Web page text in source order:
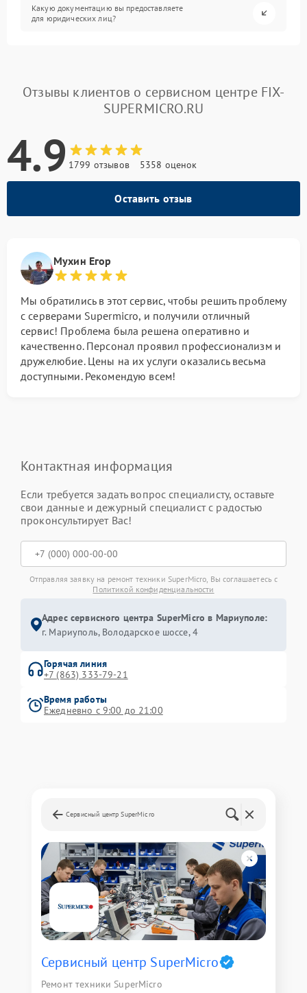
Какую документацию вы предоставляете
для юридических лиц?
Отзывы клиентов о сервисном центре FIX-
SUPERMICRO.RU
4.9 1799 отзывов 5358 оценок
Оставить отзыв
Мухин Егор
Мы обратились в этот сервис, чтобы решить проблему
с серверами Supermicro, и получили отличный
сервис! Проблема была решена оперативно и
качественно. Персонал проявил профессионализм и
дружелюбие. Цены на их услуги оказались весьма
доступными. Рекомендую всем!
Контактная информация
Если требуется задать вопрос специалисту, оставьте
свои данные и дежурный специалист с радостью
проконсультирует Вас!
Отправляя заявку на ремонт техники SuperMicro, Вы соглашаетесь с
Политикой конфиденциальности
Адрес сервисного центра SuperMicro в Мариуполе:
г. Мариуполь, Володарское шоссе, 4
Горячая линия
+7 (863) 333-79-21
Время работы
Ежедневно с 9:00 до 21:00
Сервисный центр SuperMicro
Сервисный центр SuperMicro
Ремонт техники SuperMicro